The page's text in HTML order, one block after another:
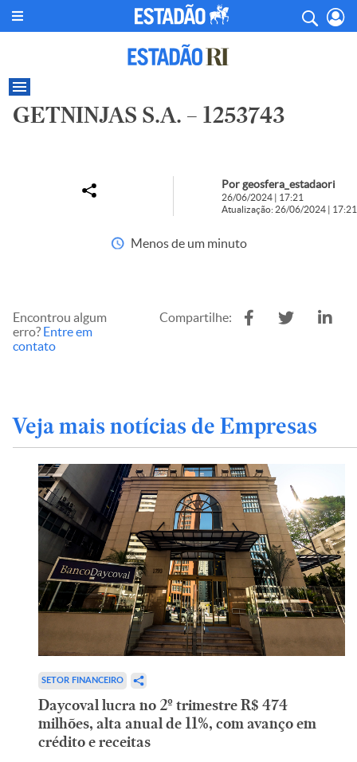
GETNINJAS S.A. – 1253743
Por geosfera_estadaori
26/06/2024 | 17:21
Atualização: 26/06/2024 | 17:21
Menos de um minuto
Encontrou algum
erro? Entre em
contato
Compartilhe:
Veja mais notícias de Empresas
SETOR FINANCEIRO
Daycoval lucra no 2º trimestre R$ 474
milhões, alta anual de 11%, com avanço em
crédito e receitas